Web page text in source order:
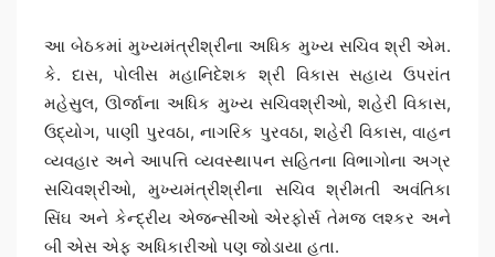
આ બેઠકમાં મુખ્યમંત્રીશ્રીના અધિક મુખ્ય સચિવ શ્રી એમ.
કે. દાસ, પોલીસ મહાનિદેશક શ્રી વિકાસ સહાય ઉપરાંત
મહેસુલ, ઊર્જાના અધિક મુખ્ય સચિવશ્રીઓ, શહેરી વિકાસ,
ઉદ્યોગ, પાણી પુરવઠા, નાગરિક પુરવઠા, શહેરી વિકાસ, વાહન
વ્યવહાર અને આપત્તિ વ્યવસ્થાપન સહિતના વિભાગોના અગ્ર
સચિવશ્રીઓ, મુખ્યમંત્રીશ્રીના સચિવ શ્રીમતી અવંતિકા
સિંઘ અને કેન્દ્રીય એજન્સીઓ એરફોર્સ તેમજ લશ્કર અને
બી એસ એફ અધિકારીઓ પણ જોડાયા હતા.